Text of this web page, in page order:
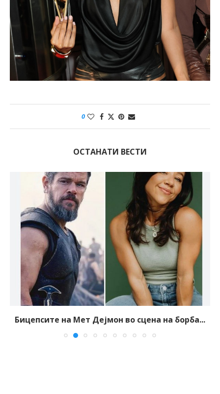
0
ОСТАНАТИ ВЕСТИ
Бицепсите на Мет Дејмон во сцена на борба...